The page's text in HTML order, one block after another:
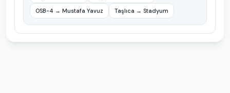
OSB-4 → Mustafa Yavuz Taşlıca → Stadyum